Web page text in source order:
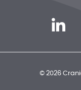
© 2026